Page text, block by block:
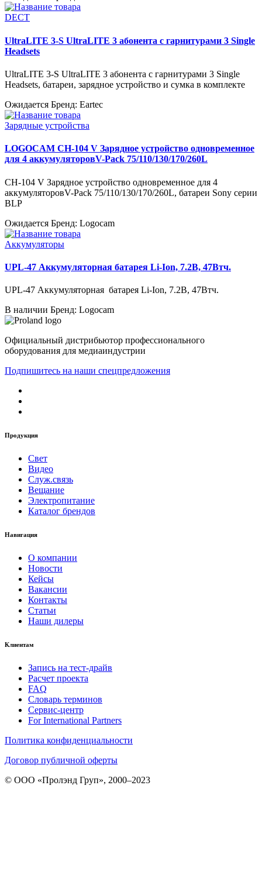
DECT
UltraLITE 3-S UltraLITE 3 абонента с гарнитурами 3 Single
Headsets
UltraLITE 3-S UltraLITE 3 абонента с гарнитурами 3 Single
Headsets, батареи, зарядное устройство и сумка в комплекте
Ожидается Бренд: Eartec
Зарядные устройства
LOGOCAM CH-104 V Зарядное устройство одновременное
для 4 аккумуляторовV-Pack 75/110/130/170/260L
CH-104 V Зарядное устройство одновременное для 4
аккумуляторовV-Pack 75/110/130/170/260L, батареи Sony серии
BLP
Ожидается Бренд: Logocam
Аккумуляторы
UPL-47 Аккумуляторная батарея Li-Ion, 7.2В, 47Втч.
UPL-47 Аккумуляторная батарея Li-Ion, 7.2В, 47Втч.
В наличии Бренд: Logocam
Официальный дистрибьютор профессионального
оборудования для медиаиндустрии
Подпишитесь на наши спецпредложения
Продукция
Свет
Видео
Служ.связь
Вещание
Электропитание
Каталог брендов
Навигация
О компании
Новости
Кейсы
Вакансии
Контакты
Статьи
Наши дилеры
Клиентам
Запись на тест-драйв
Расчет проекта
FAQ
Словарь терминов
Сервис-центр
For International Partners
Политика конфиденциальности
Договор публичной оферты
© ООО «Пролэнд Груп», 2000–2023